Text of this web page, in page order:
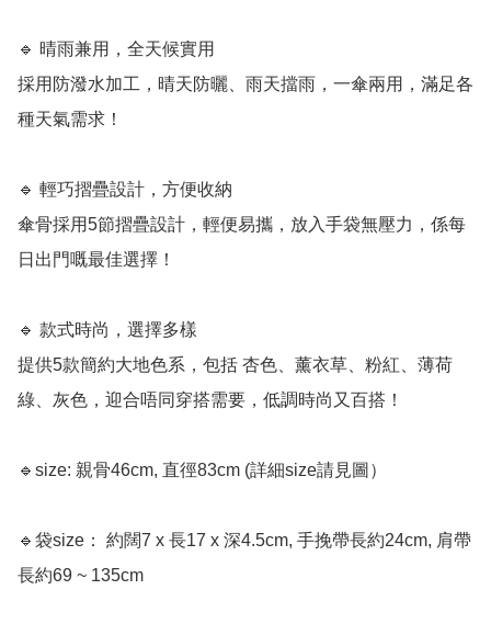
🔹 晴雨兼用，全天候實用
採用防潑水加工，晴天防曬、雨天擋雨，一傘兩用，滿足各
種天氣需求！
🔹 輕巧摺疊設計，方便收納
傘骨採用5節摺疊設計，輕便易攜，放入手袋無壓力，係每
日出門嘅最佳選擇！
🔹 款式時尚，選擇多樣
提供5款簡約大地色系，包括 杏色、薰衣草、粉紅、薄荷
綠、灰色，迎合唔同穿搭需要，低調時尚又百搭！
🔹size: 親骨46cm, 直徑83cm (詳細size請見圖）
🔹袋size： 約闊7 x 長17 x 深4.5cm, 手挽帶長約24cm, 肩帶
長約69 ~ 135cm